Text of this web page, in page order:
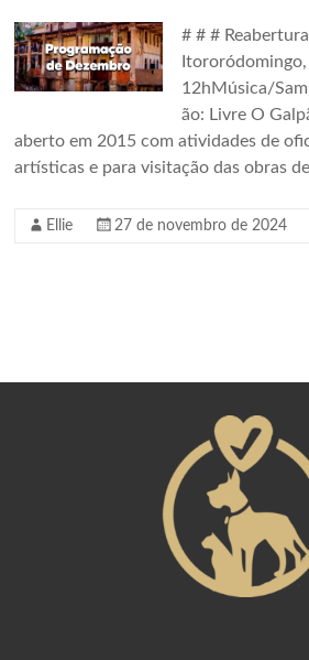
# # #
12hMúsica/
ão: Livre O
aberto em 2015 com atividades de
artísticas e para visitação das obras
Ellie 27 de novembro de 2024